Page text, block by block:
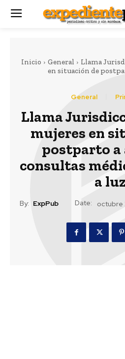
Inicio General
Llama
en situación de
General
Llama
mujeres en
postparto a
consultas
a
By: ExpPub Date: octubre